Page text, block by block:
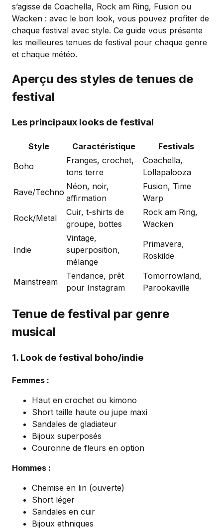
s’agisse de Coachella, Rock am Ring, Fusion ou
Wacken : avec le bon look, vous pouvez profiter de
chaque festival avec style. Ce guide vous présente
les meilleures tenues de festival pour chaque genre
et chaque météo.
Aperçu des styles de tenues de
festival
Les principaux looks de festival
Style Caractéristique
Festivals
Boho
Franges, crochet,
tons terre
Coachella,
Lollapalooza
Rave/Techno
Néon, noir,
affirmation
Fusion, Time
Warp
Rock/Metal
Cuir, t-shirts de
groupe, bottes
Rock am Ring,
Wacken
Indie
Vintage,
superposition,
mélange
Primavera,
Roskilde
Mainstream
Tendance, prêt
pour Instagram
Tomorrowland,
Parookaville
Tenue de festival par genre
musical
1. Look de festival boho/indie
Femmes :
Haut en crochet ou kimono
Short taille haute ou jupe maxi
Sandales de gladiateur
Bijoux superposés
Couronne de fleurs en option
Hommes :
Chemise en lin (ouverte)
Short léger
Sandales en cuir
Bijoux ethniques